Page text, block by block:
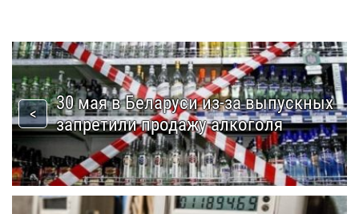
30 мая в Беларуси из-за выпускных
запретили продажу алкоголя